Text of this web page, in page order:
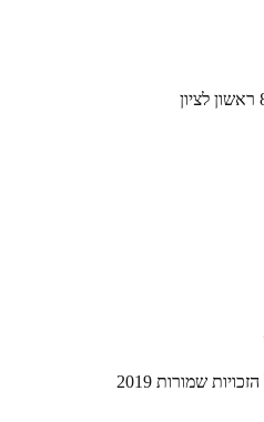
שמורות 2019